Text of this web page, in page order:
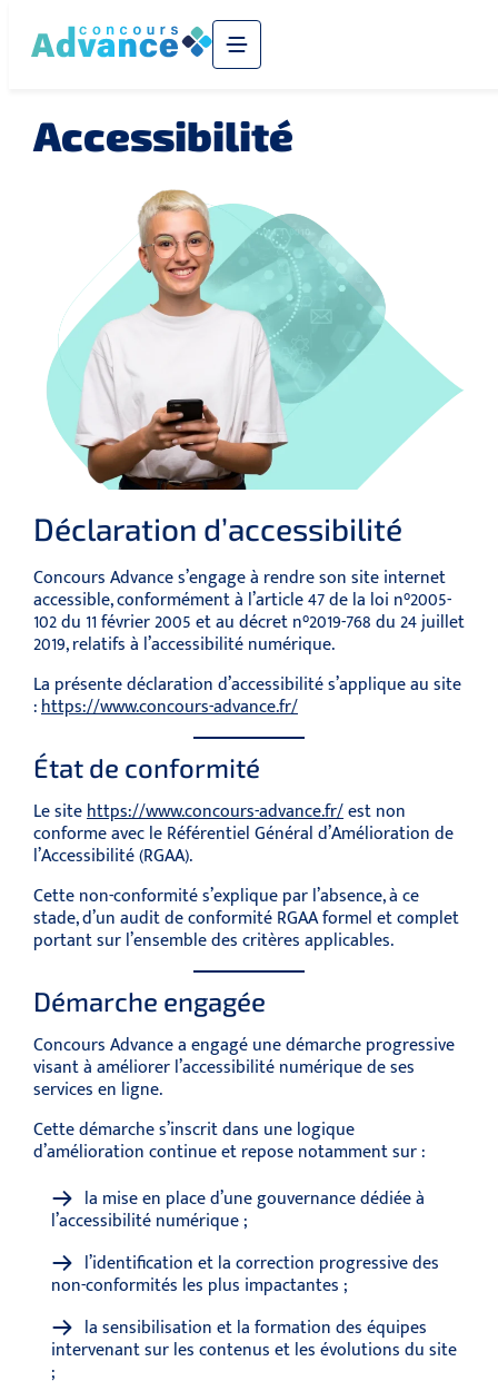
Accessibilité
Déclaration d’accessibilité
Concours Advance s’engage à rendre son site internet
accessible, conformément à l’article 47 de la loi n°2005-
102 du 11 février 2005 et au décret n°2019-768 du 24 juillet
2019, relatifs à l’accessibilité numérique.
La présente déclaration d’accessibilité s’applique au site
:https://www.concours-advance.fr/
État de conformité
Le sitehttps://www.concours-advance.fr/est non
conforme avec le Référentiel Général d’Amélioration de
l’Accessibilité (RGAA).
Cette non-conformité s’explique par l’absence, à ce
stade, d’un audit de conformité RGAA formel et complet
portant sur l’ensemble des critères applicables.
Démarche engagée
Concours Advance a engagé une démarche progressive
visant à améliorer l’accessibilité numérique de ses
services en ligne.
Cette démarche s’inscrit dans une logique
d’amélioration continue et repose notamment sur :
la mise en place d’une gouvernance dédiée à
l’accessibilité numérique ;
l’identification et la correction progressive des
non-conformités les plus impactantes ;
la sensibilisation et la formation des équipes
intervenant sur les contenus et les évolutions du site
;